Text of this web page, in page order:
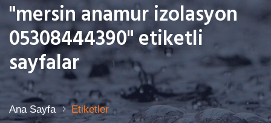
"mersin anamur izolasyon
05308444390" etiketli
sayfalar
Ana Sayfa Etiketler